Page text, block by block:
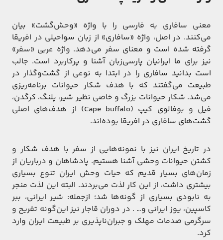
معنی سافاری به فارسی را با واژه «وحش‌گشت» بیان
می‌کنند. در اصل، واژه «سافاری» از زبان سواحیلی در افریقا
گرفته شده است و معنای سفر می‌دهد. واژه عربی «سفر»
نیز برای ما ایرانیان پارسی‌زبان آشنا و پرکاربرد است. جالب
است بدانید سافاری را در ابتدا به نوعی از گشت‌و‌گذار در
طبیعت می‌گفتند که با هدف شکار حیوانات برنامه‌ریزی
می‌شد. شکار حیوانات بزرگ و خاصی نظیر شیر، پلنگ، کرگدن،
فیل و بوفالوی کیپ (Cape buffalo) از هدف‌های اصلی
گشت‌های سافاری در افریقا بوده‌اند.
در تاریخ ایران نیز با نمونه‌هایی از سفر با هدف شکار و
کشتن حیوانات وحشی آشنا هستیم. پادشاهان و درباریان از
زمان‌های بسیار قدیم که حیات وحش ایران تنوع بسیاری
بیشتری داشت، از این کار لذت می‌بردند. البته این لذت منجر
به نابودی بسیاری از گونه‌ها شد؛ ازجمله: شیر ایرانی، ببر
کاسپین، یوز ایرانی و… . در دوران قاجار نیز این‌گونه تفریح و
سرگرمی صدمات مهلک و جبران‌ناپذیری بر طبیعت ایران وارد
کرد.